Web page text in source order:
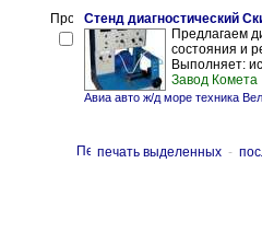
Стенд диагностический
Предлагаем
состояния и
Выполняет:
Завод Комета
Авиа авто ж/д море техника
печать выделенных -